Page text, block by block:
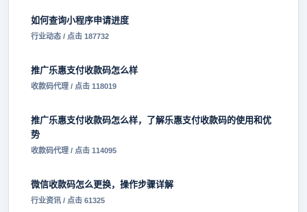
如何查询小程序申请进度
行业动态 / 点击 187732
推广乐惠支付收款码怎么样
收款码代理 / 点击 118019
推广乐惠支付收款码怎么样，了解乐惠支付收款码的使用和优
势
收款码代理 / 点击 114095
微信收款码怎么更换，操作步骤详解
行业资讯 / 点击 61325